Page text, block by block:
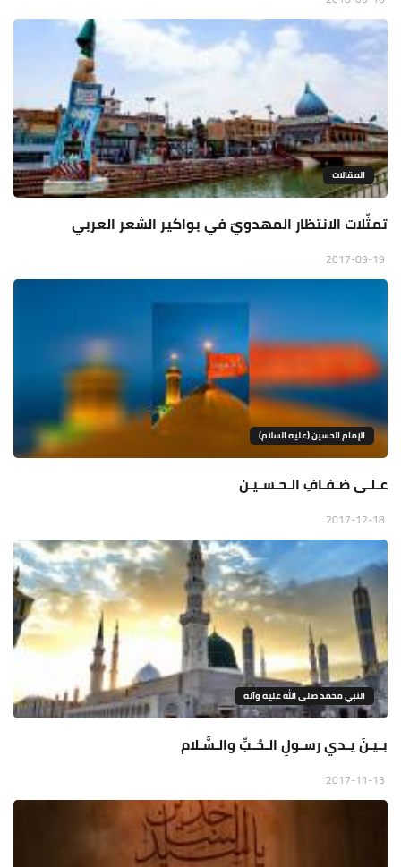
المقالات
تمثّلات الانتظار المهدويّ في بواكير الشعر العربي
الإمام الحسين (عليه السلام)
عـلـى ضـفـافِ الـحـسـيـن
النبي محمد صلى الله عليه وآله
بـيـنَ يـدي رسـولِ الـحُـبِّ والـسَّـلام